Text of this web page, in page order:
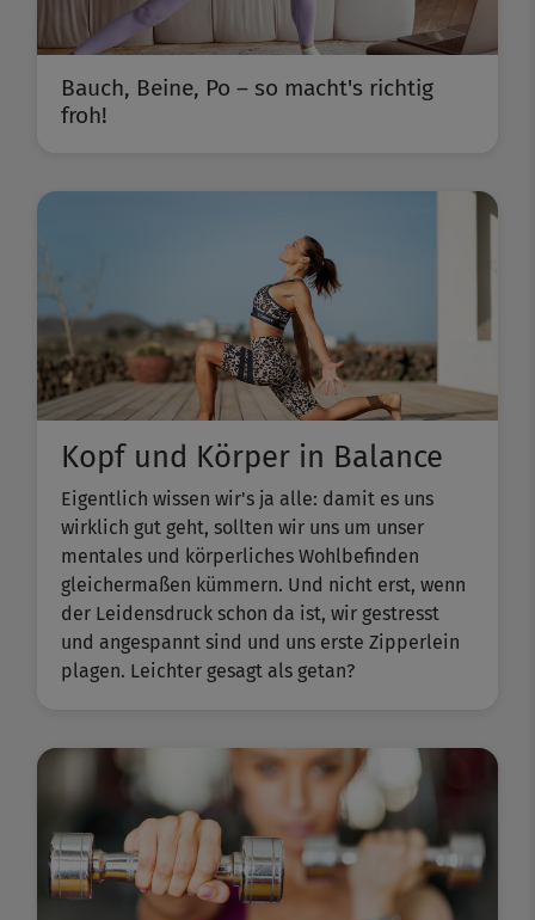
Bauch, Beine, Po – so macht's richtig
froh!
Kopf und Körper in Balance
Eigentlich wissen wir's ja alle: damit es uns
wirklich gut geht, sollten wir uns um unser
mentales und körperliches Wohlbefinden
gleichermaßen kümmern. Und nicht erst, wenn
der Leidensdruck schon da ist, wir gestresst
und angespannt sind und uns erste Zipperlein
plagen. Leichter gesagt als getan?